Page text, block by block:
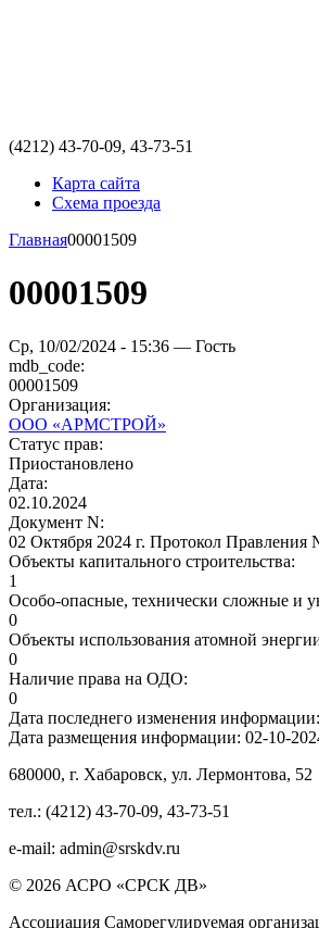
(4212) 43-70-09, 43-73-51
Карта сайта
Схема проезда
Главная00001509
00001509
Ср, 10/02/2024 - 15:36 — Гость
mdb_code:
00001509
Организация:
ООО «АРМСТРОЙ»
Статус прав:
Приостановлено
Дата:
02.10.2024
Документ N:
02 Октября 2024 г. Протокол Правления
Объекты капитального строительства:
1
Особо-опасные, технически сложные и
0
Объекты использования атомной
0
Наличие права на ОДО:
0
Дата последнего изменения информации:
Дата размещения информации: 02-10-
680000, г. Хабаровск, ул. Лермонтова, 52
тел.: (4212) 43-70-09, 43-73-51
e-mail: admin@srskdv.ru
© 2026 АСРО «СРСК ДВ»
Ассоциация Саморегулируемая